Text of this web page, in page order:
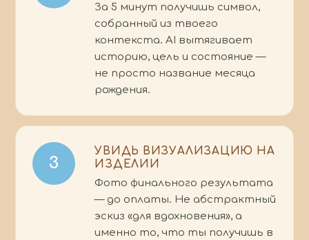
За 5 минут получишь символ,
собранный из твоего
контекста. AI вытягивает
историю, цель и состояние —
не просто название месяца
рождения.
3
УВИДЬ ВИЗУАЛИЗАЦИЮ НА
ИЗДЕЛИИ
Фото финального результата
— до оплаты. Не абстрактный
эскиз «для вдохновения», а
именно то, что ты получишь в